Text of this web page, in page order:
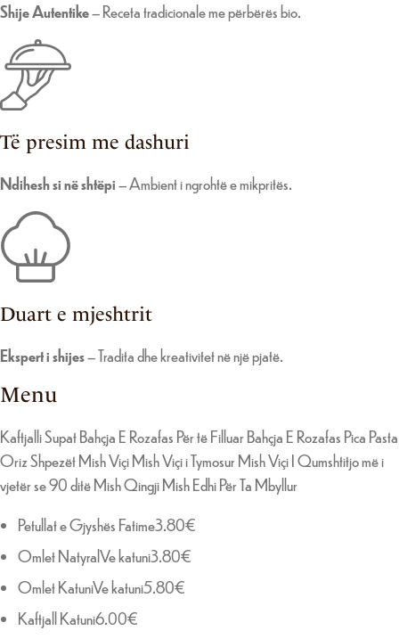
Shije Autentike– Receta tradicionale me përbërës bio.
Të presim me dashuri
Ndihesh si në shtëpi– Ambient i ngrohtë e mikpritës.
Duart e mjeshtrit
Ekspert i shijes– Tradita dhe kreativitet në një pjatë.
Menu
Kaftjalli Supat Bahçja E Rozafas Për të Filluar Bahçja E Rozafas Pica Pasta
Oriz Shpezët Mish Viçi Mish Viçi i Tymosur Mish Viçi I Qumshtitjo më i
vjetër se 90 ditë Mish Qingji Mish Edhi Për Ta Mbyllur
Petullat e Gjyshës Fatime3.80€
Omlet NatyralVe katuni3.80€
Omlet KatuniVe katuni5.80€
Kaftjall Katuni6.00€